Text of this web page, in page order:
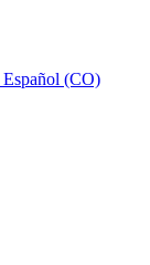
Español (CO)